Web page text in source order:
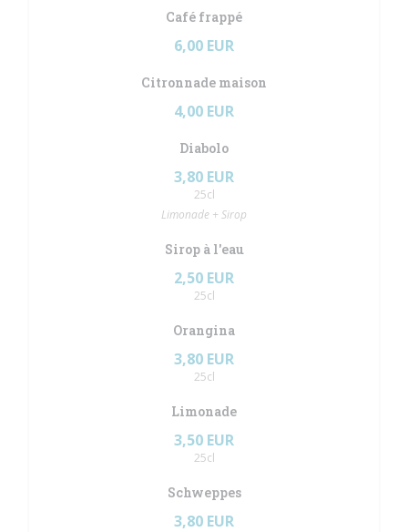
Café frappé
6,00 EUR
Citronnade maison
4,00 EUR
Diabolo
3,80 EUR
25cl
Limonade + Sirop
Sirop à l'eau
2,50 EUR
25cl
Orangina
3,80 EUR
25cl
Limonade
3,50 EUR
25cl
Schweppes
3,80 EUR